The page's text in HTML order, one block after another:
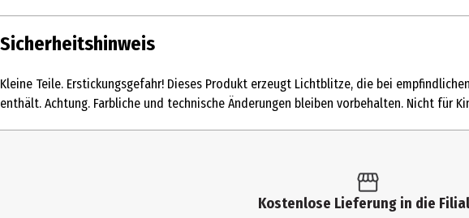
Inhalt
Altersempfehlung ab
Artikelnummer des Herstellers
Sicherheitshinweis
Kleine Teile. Erstickungsgefahr! Dieses Produkt erzeugt Lichtblitze, die bei
enthält. Achtung. Farbliche und technische Änderungen bleiben vorbehalten. Nicht für
Kostenlose Lieferung in die